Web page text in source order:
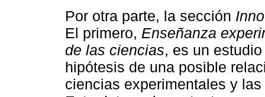
Por otra parte, la sección
El primero, Enseñanza
de las ciencias, es un
hipótesis de una posible
ciencias experimentales y